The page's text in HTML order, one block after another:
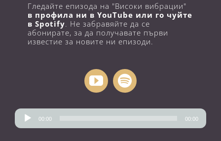
Гледайте епизода на "Високи вибрации"
в профила ни в YouTube или го чуйте
в Spotify. Не забравяйте да се
абонирате, за да получавате първи
известие за новите ни епизоди.
Аудио 00:00 00:00